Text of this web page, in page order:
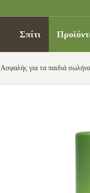
Σπίτι
Ασφαλής για τα παιδιά